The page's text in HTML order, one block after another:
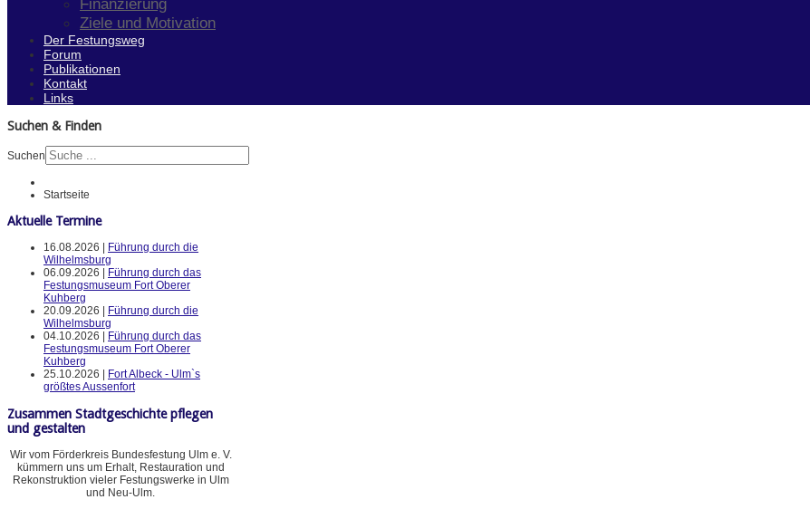
Finanzierung
Ziele und Motivation
Der Festungsweg
Forum
Publikationen
Kontakt
Links
Suchen & Finden
Suchen
Startseite
Aktuelle Termine
16.08.2026 |
Führung durch die
Wilhelmsburg
06.09.2026 |
Führung durch das
Festungsmuseum Fort Oberer
Kuhberg
20.09.2026 |
Führung durch die
Wilhelmsburg
04.10.2026 |
Führung durch das
Festungsmuseum Fort Oberer
Kuhberg
25.10.2026 |
Fort Albeck - Ulm`s
größtes Aussenfort
Zusammen Stadtgeschichte pflegen
und gestalten
Wir vom Förderkreis Bundesfestung Ulm e. V.
kümmern uns um Erhalt, Restauration und
Rekonstruktion vieler Festungswerke in Ulm
und Neu-Ulm.